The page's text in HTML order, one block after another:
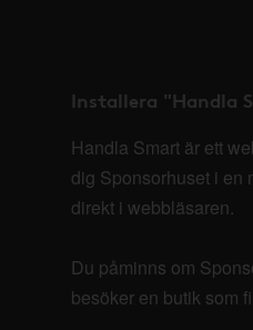
Installera "Handla
Handla Smart är ett
dig Sponsorhuset i en
direkt i webbläsaren.
Du påminns om
besöker en butik som